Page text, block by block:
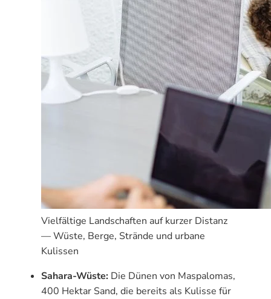
Vielfältige Landschaften auf kurzer Distanz
— Wüste, Berge, Strände und urbane
Kulissen
Sahara-Wüste: Die Dünen von Maspalomas,
400 Hektar Sand, die bereits als Kulisse für